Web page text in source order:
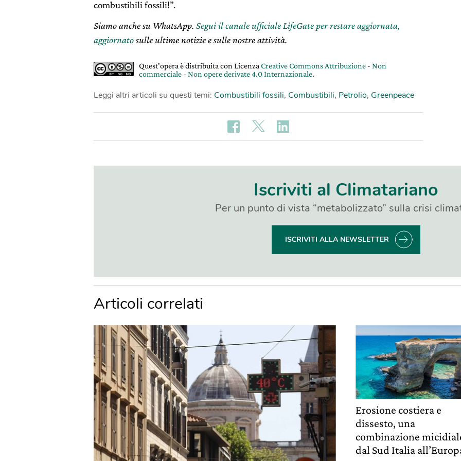
combustibili fossili!”.
Siamo anche su WhatsApp. Segui il canale ufficiale LifeGate per restare aggiornata,
aggiornatosulle ultime notizie e sulle nostre attività.
Quest'opera è distribuita con Licenza Creative Commons Attribuzione - Non
commerciale - Non opere derivate 4.0 Internazionale.
Leggi altri articoli su questi temi: Combustibili fossili, Combustibili, Petrolio, Greenpeace
Iscriviti al Climatariano
Per un punto di vista “metabolizzato” sulla crisi
ISCRIVITI ALLA NEWSLETTER
Articoli correlati
Erosione costiera e
dissesto, una
combinazione
dal Sud Italia